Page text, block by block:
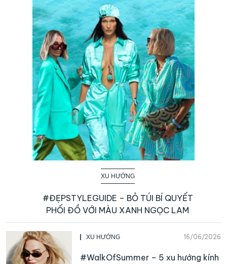
XU HƯỚNG
#ĐẸPSTYLEGUIDE – BỎ TÚI BÍ QUYẾT
PHỐI ĐỒ VỚI MÀU XANH NGỌC LAM
XU HƯỚNG 16/06/2026
#WalkOfSummer – 5 xu hướng kính